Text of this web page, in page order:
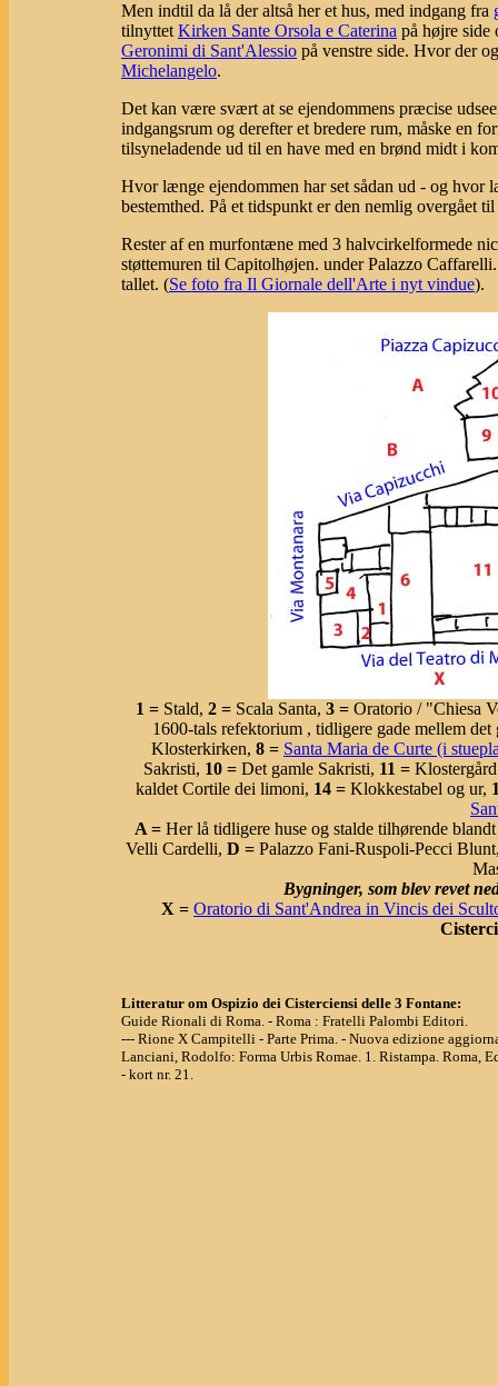
Men indtil da lå der altså her et hus, med indgang fra
tilnyttet Kirken Sante Orsola e Caterina på højre side
Geronimi di Sant'Alessio på venstre side. Hvor der
Michelangelo.
Det kan være svært at se ejendommens præcise
indgangsrum og derefter et bredere rum, måske en
tilsyneladende ud til en have med en brønd midt i
Hvor længe ejendommen har set sådan ud - og hvor
bestemthed. På et tidspunkt er den nemlig overgået
Rester af en murfontæne med 3 halvcirkelformede
støttemuren til Capitolhøjen. under Palazzo
tallet. (Se foto fra Il Giornale dell'Arte i nyt vindue).
1 = Stald, 2 = Scala Santa, 3 = Oratorio / "Chiesa
1600-tals refektorium , tidligere gade mellem
Klosterkirken, 8 = Santa Maria de Curte (i
Sakristi, 10 =Det gamle Sakristi, 11 =Klostergård
kaldet Cortile dei limoni, 14 = Klokkestabel og ur,
A =Her lå tidligere huse og stalde tilhørende
Velli Cardelli, D = Palazzo Fani-Ruspoli-Pecci
Bygninger, som blev revet
X = Oratorio di Sant'Andrea in Vincis dei
Litteratur om Ospizio dei Cisterciensi delle 3 Fontane:
Guide Rionali di Roma. - Roma : Fratelli Palombi Editori.
--- Rione X Campitelli - Parte Prima. - Nuova edizione
Lanciani, Rodolfo: Forma Urbis Romae. 1. Ristampa. Roma,
- kort nr. 21.